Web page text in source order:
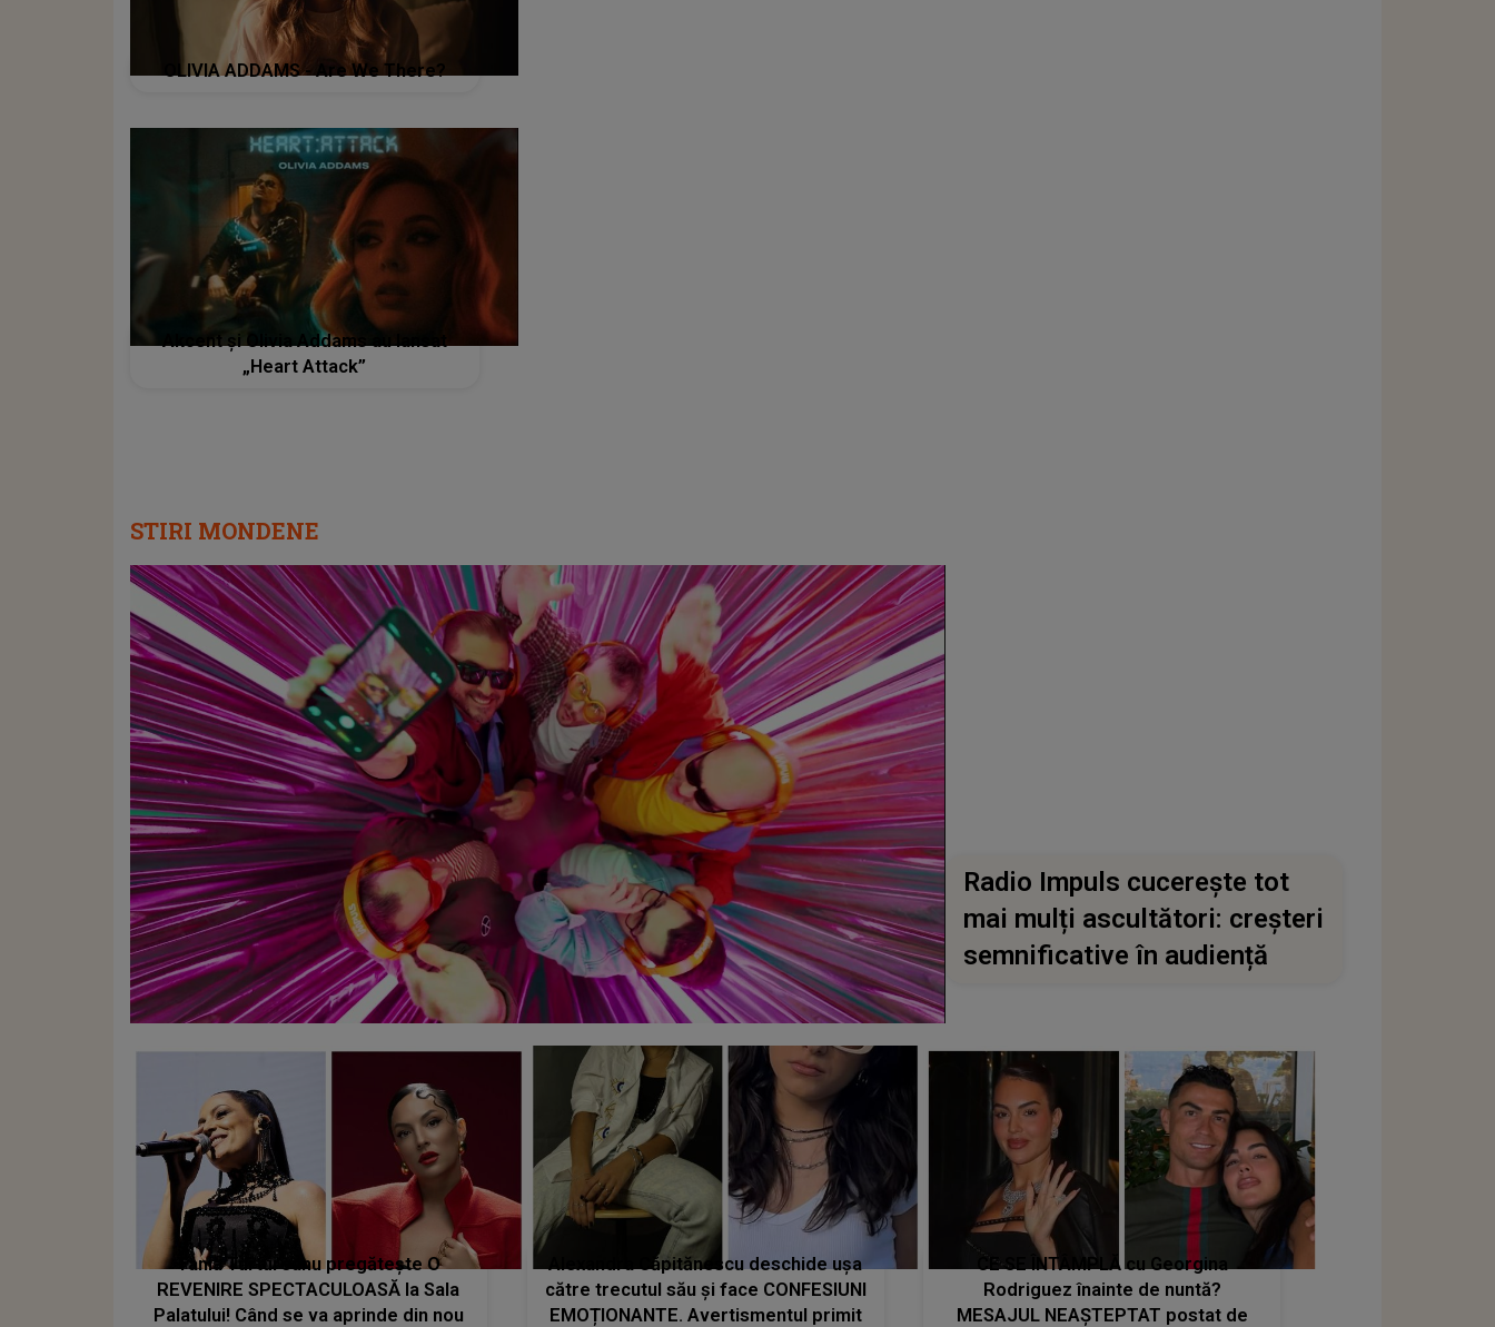
OLIVIA ADDAMS - Are We There?
Akcent și Olivia Addams au lansat
„Heart Attack”
STIRI MONDENE
Radio Impuls cucerește tot
mai mulți ascultători: creșteri
semnificative în audiență
Tania Turtureanu pregătește O
REVENIRE SPECTACULOASĂ la Sala
Palatului! Când se va aprinde din nou
Alexandra Căpitănescu deschide ușa
către trecutul său și face CONFESIUNI
EMOȚIONANTE. Avertismentul primit
CE SE ÎNTÂMPLĂ cu Georgina
Rodriguez înainte de nuntă?
MESAJUL NEAȘTEPTAT postat de